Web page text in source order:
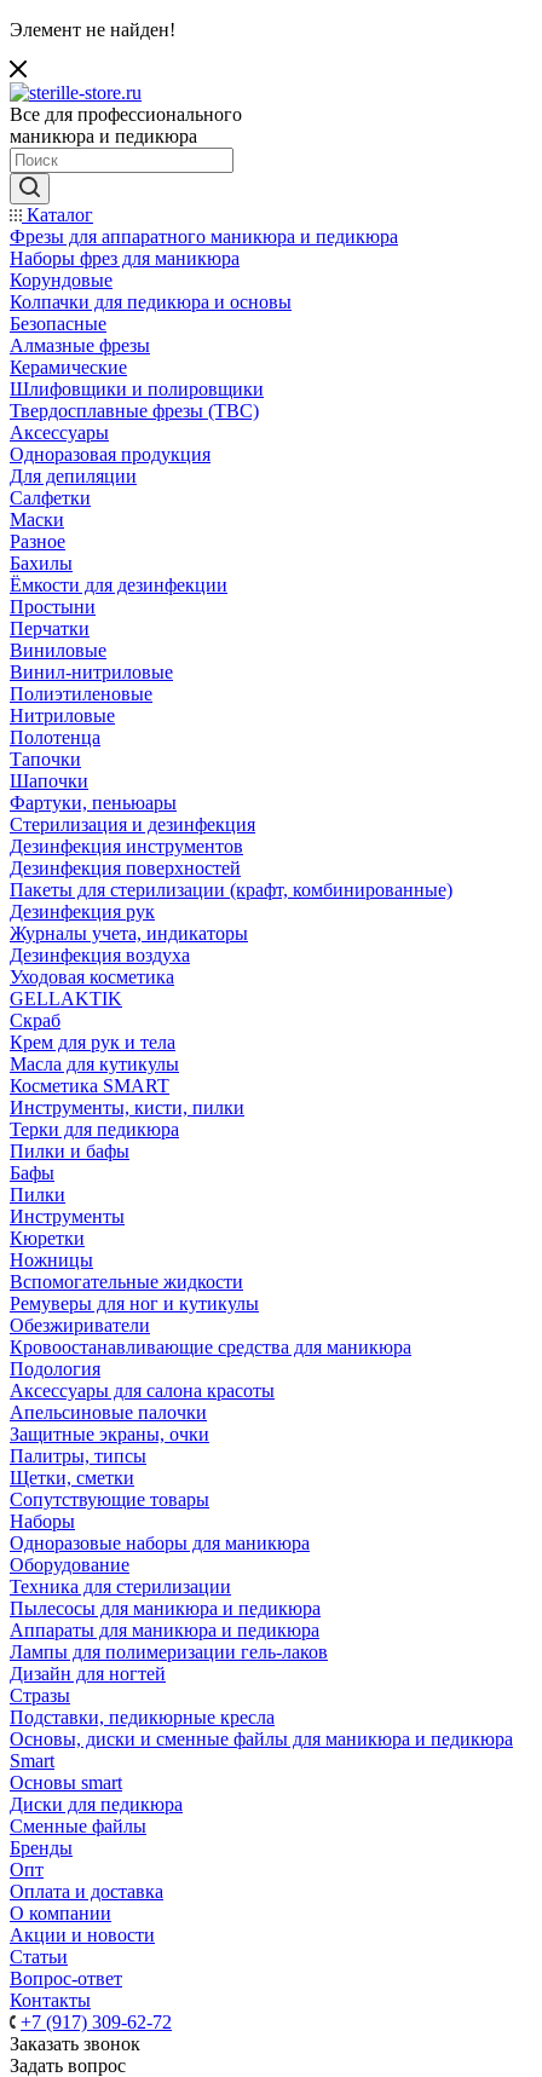
Элемент не найден!
Все для профессионального
маникюра и педикюра
Каталог
Фрезы для аппаратного маникюра и педикюра
Наборы фрез для маникюра
Корундовые
Колпачки для педикюра и основы
Безопасные
Алмазные фрезы
Керамические
Шлифовщики и полировщики
Твердосплавные фрезы (ТВС)
Аксессуары
Одноразовая продукция
Для депиляции
Салфетки
Маски
Разное
Бахилы
Ёмкости для дезинфекции
Простыни
Перчатки
Виниловые
Винил-нитриловые
Полиэтиленовые
Нитриловые
Полотенца
Тапочки
Шапочки
Фартуки, пеньюары
Стерилизация и дезинфекция
Дезинфекция инструментов
Дезинфекция поверхностей
Пакеты для стерилизации (крафт, комбинированные)
Дезинфекция рук
Журналы учета, индикаторы
Дезинфекция воздуха
Уходовая косметика
GELLAKTIK
Скраб
Крем для рук и тела
Масла для кутикулы
Косметика SMART
Инструменты, кисти, пилки
Терки для педикюра
Пилки и бафы
Бафы
Пилки
Инструменты
Кюретки
Ножницы
Вспомогательные жидкости
Ремуверы для ног и кутикулы
Обезжириватели
Кровоостанавливающие средства для маникюра
Подология
Аксессуары для салона красоты
Апельсиновые палочки
Защитные экраны, очки
Палитры, типсы
Щетки, сметки
Сопутствующие товары
Наборы
Одноразовые наборы для маникюра
Оборудование
Техника для стерилизации
Пылесосы для маникюра и педикюра
Аппараты для маникюра и педикюра
Лампы для полимеризации гель-лаков
Дизайн для ногтей
Стразы
Подставки, педикюрные кресла
Основы, диски и сменные файлы для маникюра и педикюра
Smart
Основы smart
Диски для педикюра
Сменные файлы
Бренды
Опт
Оплата и доставка
О компании
Акции и новости
Статьи
Вопрос-ответ
Контакты
+7 (917) 309-62-72
Заказать звонок
Задать вопрос